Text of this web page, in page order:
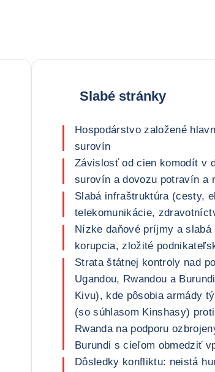
Slabé stránky
Hospodárstvo založené
surovín
Závislosť od cien komodít v
surovín a dovozu potravín a
Slabá infraštruktúra (cesty,
telekomunikácie,
Nízke daňové príjmy a
korupcia, zložité
Strata štátnej kontroly nad
Ugandou, Rwandou a
Kivu), kde pôsobia armády
(so súhlasom Kinshasy)
Rwanda na podporu
Burundi s cieľom obmedziť
Dôsledky konfliktu: neistá